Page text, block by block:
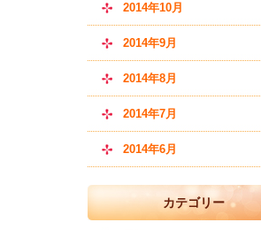
2014年10月
2014年9月
2014年8月
2014年7月
2014年6月
カテゴリー